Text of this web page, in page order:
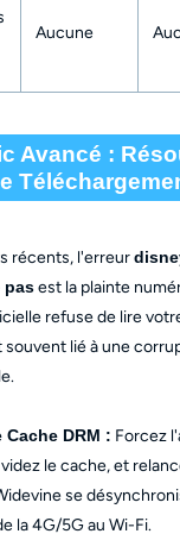
Aucune
Avancé :
récents, l'erreur
pasest la plainte
refuse de lire
souvent lié à une
Cache DRM : Forcez
le cache, et
se
la 4G/5G au Wi-Fi.